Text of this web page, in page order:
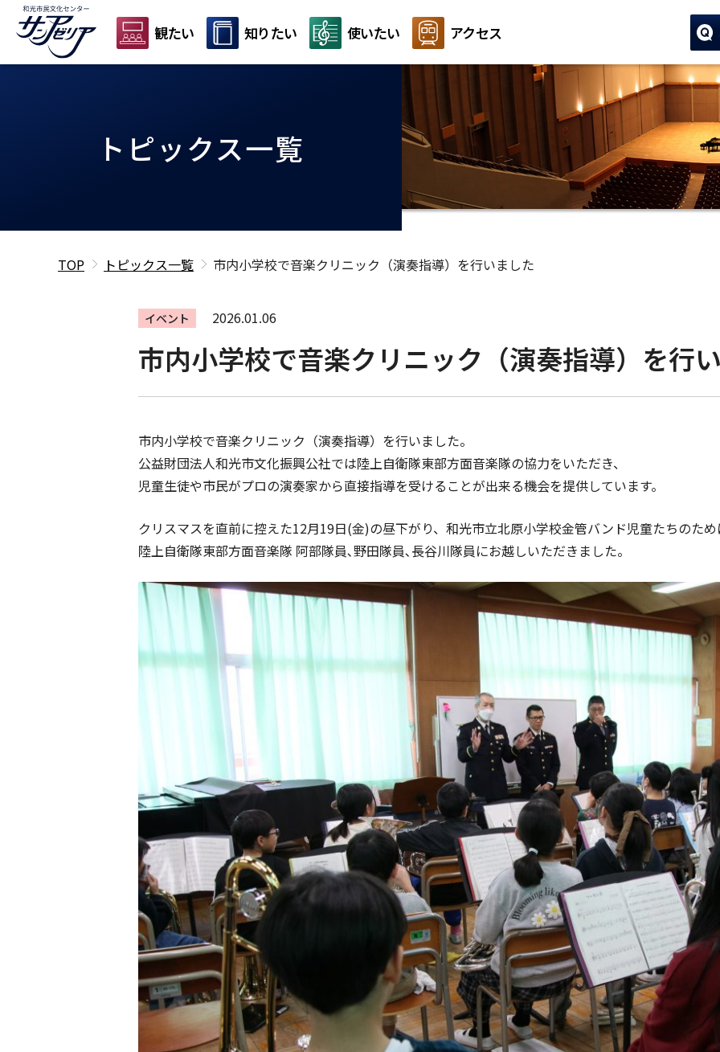
観たい 知りたい 使いたい アクセス
トピックス一覧
TOP トピックス一覧 市内小学校で音楽クリニック（演奏指導）を行いました
イベント 2026.01.06
市内小学校で音楽クリニック（演奏指導）を行
市内小学校で音楽クリニック（演奏指導）を行いました。
公益財団法人和光市文化振興公社では陸上自衛隊東部方面音楽隊の協力をいただき、
児童生徒や市民がプロの演奏家から直接指導を受けることが出来る機会を提供しています。
クリスマスを直前に控えた12月19日(金)の昼下がり、和光市立北原小学校金管バンド児童たちのた
陸上自衛隊東部方面音楽隊 阿部隊員､野田隊員､長谷川隊員にお越しいただきました。